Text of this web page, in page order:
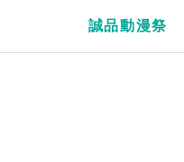
誠品動漫祭